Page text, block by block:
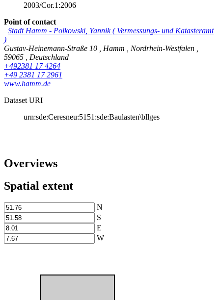
2003/Cor.1:2006
Point of contact
Stadt Hamm - Polkowski, Yannik( Vermessungs- und Katasteramt
)
Gustav-Heinemann-Straße 10
Hamm Nordrhein-Westfalen
59065
Deutschland
+492381 17 4264
+49 2381 17 2961
www.hamm.de
Dataset URI
urn:sde:Ceresneu:5151:sde:Baulasten\bllges
Overviews
Spatial extent
N
S
E
W